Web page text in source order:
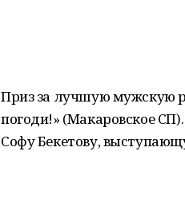
Приз за лучшую мужскую
погоди!» (Макаровское
Софу Бекетову,